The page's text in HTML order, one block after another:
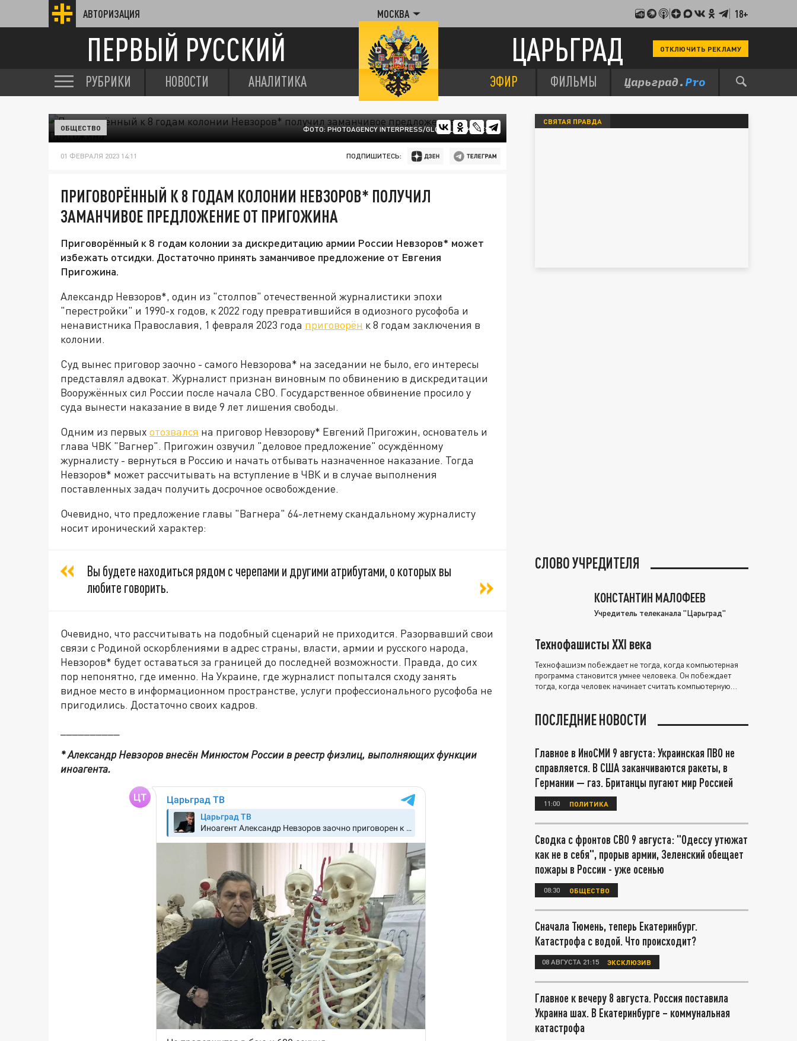
АВТОРИЗАЦИЯ МОСКВА 18+
ПЕРВЫЙ РУССКИЙ ЦАРЬГРАД ОТКЛЮЧИТЬ РЕКЛАМУ
РУБРИКИ НОВОСТИ АНАЛИТИКА ЭФИР ФИЛЬМЫ
ФОТО: PHOTOAGENCY INTERPRESS/GLOBALLOOKPRESS
ОБЩЕСТВО
01 ФЕВРАЛЯ 2023 14:11 ПОДПИШИТЕСЬ:
ПРИГОВОРЁННЫЙ К 8 ГОДАМ КОЛОНИИ НЕВЗОРОВ* ПОЛУЧИЛ
ЗАМАНЧИВОЕ ПРЕДЛОЖЕНИЕ ОТ ПРИГОЖИНА
Приговорённый к 8 годам колонии за дискредитацию армии России Невзоров* может
избежать отсидки. Достаточно принять заманчивое предложение от Евгения
Пригожина.
Александр Невзоров*, один из "столпов" отечественной журналистики эпохи
"перестройки" и 1990-х годов, к 2022 году превратившийся в одиозного русофоба и
ненавистника Православия, 1 февраля 2023 года приговорён к 8 годам заключения в
колонии.
Суд вынес приговор заочно - самого Невзорова* на заседании не было, его интересы
представлял адвокат. Журналист признан виновным по обвинению в дискредитации
Вооружённых сил России после начала СВО. Государственное обвинение просило у
суда вынести наказание в виде 9 лет лишения свободы.
Одним из первых отозвался на приговор Невзорову* Евгений Пригожин, основатель и
глава ЧВК "Вагнер". Пригожин озвучил "деловое предложение" осуждённому
журналисту - вернуться в Россию и начать отбывать назначенное наказание. Тогда
Невзоров* может рассчитывать на вступление в ЧВК и в случае выполнения
поставленных задач получить досрочное освобождение.
Очевидно, что предложение главы "Вагнера" 64-летнему скандальному журналисту
носит иронический характер:
Вы будете находиться рядом с черепами и другими атрибутами, о которых вы
любите говорить.
Очевидно, что рассчитывать на подобный сценарий не приходится. Разорвавший свои
связи с Родиной оскорблениями в адрес страны, власти, армии и русского народа,
Невзоров* будет оставаться за границей до последней возможности. Правда, до сих
пор непонятно, где именно. На Украине, где журналист попытался сходу занять
видное место в информационном пространстве, услуги профессионального русофоба не
пригодились. Достаточно своих кадров.
* Александр Невзоров внесён Минюстом России в реестр физлиц, выполняющих функции
иноагента.
СВЯТАЯ ПРАВДА
СЛОВО УЧРЕДИТЕЛЯ
КОНСТАНТИН МАЛОФЕЕВ
Учредитель телеканала "Царьград"
Технофашисты XXI века
Технофашизм побеждает не тогда, когда компьютерная
программа становится умнее человека. Он побеждает
тогда, когда человек начинает считать компьютерную
ПОСЛЕДНИЕ НОВОСТИ
Главное в ИноСМИ 9 августа: Украинская ПВО не
справляется. В США заканчиваются ракеты, в
Германии — газ. Британцы пугают мир Россией
11:00 ПОЛИТИКА
Сводка с фронтов СВО 9 августа: "Одессу утюжат
как не в себя", прорыв армии, Зеленский обещает
пожары в России - уже осенью
08:30 ОБЩЕСТВО
Сначала Тюмень, теперь Екатеринбург.
Катастрофа с водой. Что происходит?
08 АВГУСТА 21:15 ЭКСКЛЮЗИВ
Главное к вечеру 8 августа. Россия поставила
Украина шах. В Екатеринбурге – коммунальная
катастрофа